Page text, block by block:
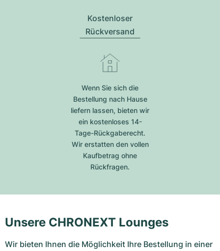
Kostenloser
Rückversand
Wenn Sie sich die
Bestellung nach Hause
liefern lassen, bieten wir
ein kostenloses 14-
Tage-Rückgaberecht.
Wir erstatten den vollen
Kaufbetrag ohne
Rückfragen.
Unsere CHRONEXT Lounges
Wir bieten Ihnen die Möglichkeit Ihre Bestellung in einer